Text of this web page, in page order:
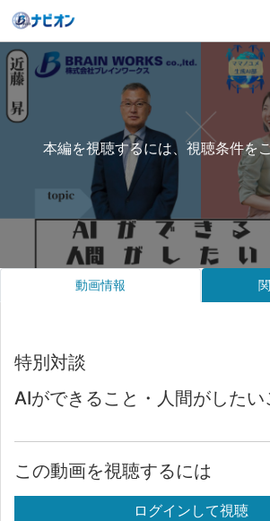
本編を視聴するには、視聴条件を
動画情報
特別対談
AIができること・人間がしたい
この動画を視聴するには
ログインして視聴